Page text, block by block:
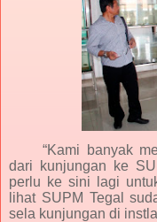
“Kami banyak
dari kunjungan ke
perlu ke sini lagi
lihat SUPM Tegal
sela kunjungan di